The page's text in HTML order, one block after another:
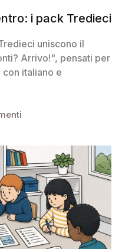
i pack Tredieci
uniscono il
Arrivo!", pensati per
italiano e